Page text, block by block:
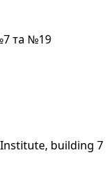
та №19
building 7